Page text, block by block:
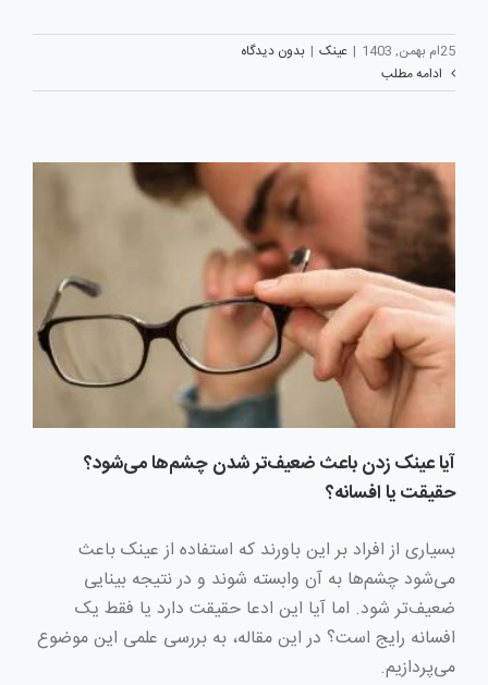
25ام بهمن, 1403 | عینک | بدون دیدگاه
ادامه مطلب
آیا عینک زدن باعث ضعیف‌تر شدن چشم‌ها می‌شود؟
حقیقت یا افسانه؟
بسیاری از افراد بر این باورند که استفاده از عینک باعث
می‌شود چشم‌ها به آن وابسته شوند و در نتیجه بینایی
ضعیف‌تر شود. اما آیا این ادعا حقیقت دارد یا فقط یک
افسانه رایج است؟ در این مقاله، به بررسی علمی این موضوع
می‌پردازیم.